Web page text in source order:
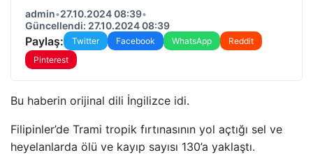
admin•27.10.2024 08:39•
Güncellendi: 27.10.2024 08:39
Paylaş: Twitter Facebook WhatsApp
Reddit
Pinterest
Bu haberin orijinal dili İngilizce idi.
Filipinler’de Trami tropik fırtınasının yol açtığı sel ve
heyelanlarda ölü ve kayıp sayısı 130’a yaklaştı.